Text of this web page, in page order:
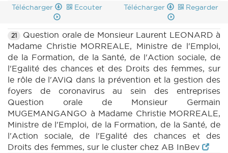
Télécharger Ecouter Télécharger Regarder
21
Question orale de Monsieur Laurent LEONARD à
Madame Christie MORREALE, Ministre de l'Emploi,
de la Formation, de la Santé, de l'Action sociale, de
l'Egalité des chances et des Droits des femmes, sur
le rôle de l'AViQ dans la prévention et la gestion des
foyers de coronavirus au sein des entreprises
Question orale de Monsieur Germain
MUGEMANGANGO à Madame Christie MORREALE,
Ministre de l'Emploi, de la Formation, de la Santé, de
l'Action sociale, de l'Egalité des chances et des
Droits des femmes, sur le cluster chez AB InBev